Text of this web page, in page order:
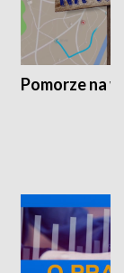
Pomorze na